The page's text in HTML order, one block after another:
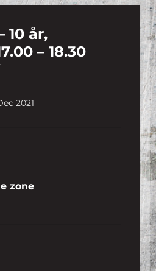
10 år,
– 18.30
2021
zone